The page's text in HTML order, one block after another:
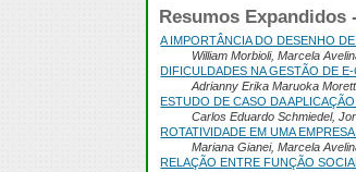
Resumos Expandidos
A IMPORTÂNCIA DO DESENHO
William Morbioli, Marcela
DIFICULDADES NA GESTÃO DE
Adrianny Erika Maruoka
ESTUDO DE CASO DA
Carlos Eduardo Schmiedel,
ROTATIVIDADE EM UMA
Mariana Gianei, Marcela
RELAÇÃO ENTRE FUNÇÃO